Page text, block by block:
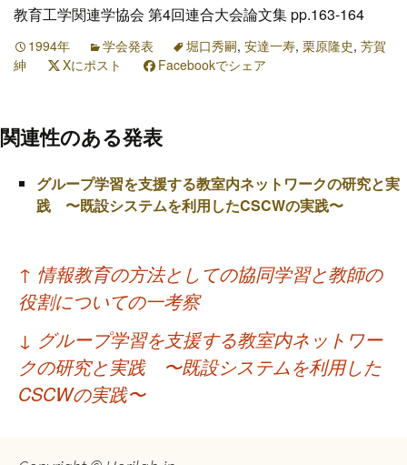
プ
教育工学関連学協会 第4回連合大会論文集 pp.163-164
1994年 学会発表 堀口秀嗣, 安達一寿, 栗原隆史, 芳賀
紳
Xにポスト Facebookでシェア
関連性のある発表
グループ学習を支援する教室内ネットワークの研究と実
践 〜既設システムを利用したCSCWの実践〜
投
稿
ナ
ビ
ゲ
↑ 情報教育の方法としての協同学習と教師の
役割についての一考察
↓ グループ学習を支援する教室内ネットワー
クの研究と実践 〜既設システムを利用した
CSCWの実践〜